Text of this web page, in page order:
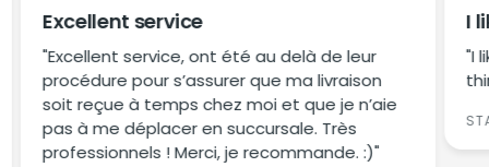
produits.
Excellent service
"Excellent service, ont été au delà de leur
procédure pour s’assurer que ma livraison
soit reçue à temps chez moi et que je n’aie
pas à me déplacer en succursale. Très
professionnels ! Merci, je recommande. :)"
I
"I